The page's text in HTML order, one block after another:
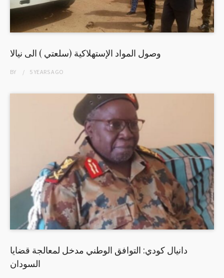
وصول المواد الإستهلاكية (سلعتي ) الى نيالا
BY 5 YEARSAGO
دانيال كودي: التوافق الوطني مدخل لمعالجة قضايا
السودان